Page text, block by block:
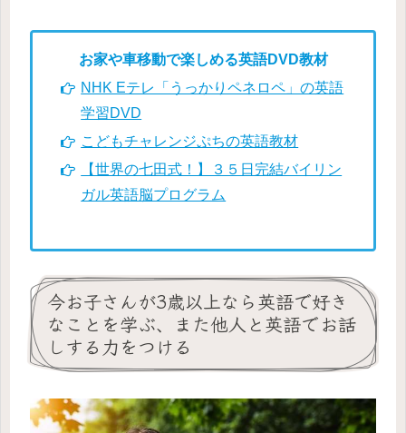
お家や車移動で楽しめる英語DVD教材
NHK Eテレ「うっかりペネロペ」の英語
学習DVD
こどもチャレンジぷちの英語教材
【世界の七田式！】３５日完結バイリン
ガル英語脳プログラム
今お子さんが3歳以上なら英語で好き
なことを学ぶ、また他人と英語でお話
しする力をつける